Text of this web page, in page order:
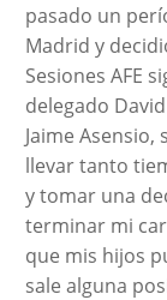
pasado un
Madrid y
Sesiones AFE
delegado
Jaime
llevar tanto
y tomar una
terminar mi
que mis hijos
sale alguna